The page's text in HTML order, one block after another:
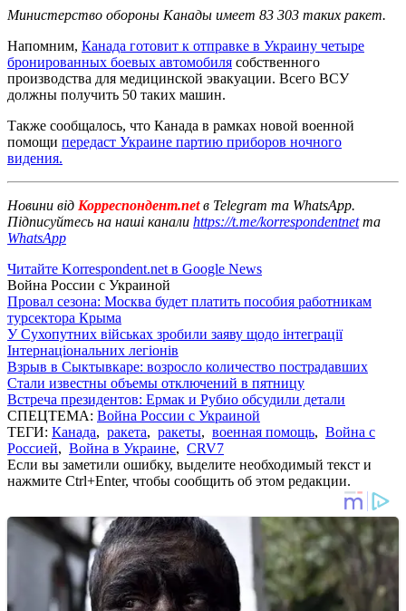
Министерство обороны Канады имеет 83 303 таких ракет.
Напомним, Канада готовит к отправке в Украину четыре
бронированных боевых автомобиля собственного
производства для медицинской эвакуации. Всего ВСУ
должны получить 50 таких машин.
Также сообщалось, что Канада в рамках новой военной
помощи передаст Украине партию приборов ночного
видения.
Новини від Корреспондент.netв Telegram та WhatsApp.
Підписуйтесь на наші канали https://t.me/korrespondentnetта
WhatsApp
Читайте Korrespondent.net в Google News
Война России с Украиной
Провал сезона: Москва будет платить пособия работникам
турсектора Крыма
У Сухопутних військах зробили заяву щодо інтеграції
Інтернаціональних легіонів
Взрыв в Сыктывкаре: возросло количество пострадавших
Стали известны объемы отключений в пятницу
Встреча президентов: Ермак и Рубио обсудили детали
СПЕЦТЕМА: Война России с Украиной
ТЕГИ: Канада, ракета, ракеты, военная помощь, Война с
Россией, Война в Украине, CRV7
Если вы заметили ошибку, выделите необходимый текст и
нажмите Ctrl+Enter, чтобы сообщить об этом редакции.